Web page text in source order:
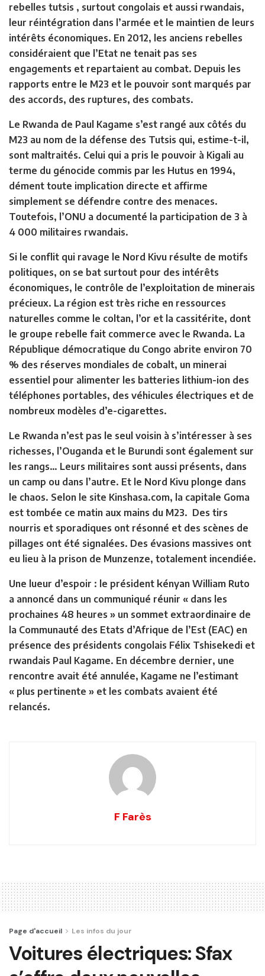
rebelles tutsis , surtout congolais et aussi rwandais,
leur réintégration dans l’armée et le maintien de leurs
intérêts économiques. En 2012, les anciens rebelles
considéraient que l’Etat ne tenait pas ses
engagements et repartaient au combat. Depuis les
rapports entre le M23 et le pouvoir sont marqués par
des accords, des ruptures, des combats.
Le Rwanda de Paul Kagame s’est rangé aux côtés du
M23 au nom de la défense des Tutsis qui, estime-t-il,
sont maltraités. Celui qui a pris le pouvoir à Kigali au
terme du génocide commis par les Hutus en 1994,
dément toute implication directe et affirme
simplement se défendre contre des menaces.
Toutefois, l’ONU a documenté la participation de 3 à
4 000 militaires rwandais.
Si le conflit qui ravage le Nord Kivu résulte de motifs
politiques, on se bat surtout pour des intérêts
économiques, le contrôle de l’exploitation de minerais
précieux. La région est très riche en ressources
naturelles comme le coltan, l’or et la cassitérite, dont
le groupe rebelle fait commerce avec le Rwanda. La
République démocratique du Congo abrite environ 70
% des réserves mondiales de cobalt, un minerai
essentiel pour alimenter les batteries lithium-ion des
téléphones portables, des véhicules électriques et de
nombreux modèles d’e-cigarettes.
Le Rwanda n’est pas le seul voisin à s’intéresser à ses
richesses, l’Ouganda et le Burundi sont également sur
les rangs… Leurs militaires sont aussi présents, dans
un camp ou dans l’autre. Et le Nord Kivu plonge dans
le chaos. Selon le site Kinshasa.com, la capitale Goma
est tombée ce matin aux mains du M23. Des tirs
nourris et sporadiques ont résonné et des scènes de
pillages ont été signalées. Des évasions massives ont
eu lieu à la prison de Munzenze, totalement incendiée.
Une lueur d’espoir : le président kényan William Ruto
a annoncé dans un communiqué réunir « dans les
prochaines 48 heures » un sommet extraordinaire de
la Communauté des Etats d’Afrique de l’Est (EAC) en
présence des présidents congolais Félix Tshisekedi et
rwandais Paul Kagame. En décembre dernier, une
rencontre avait été annulée, Kagame ne l’estimant
« plus pertinente » et les combats avaient été
relancés.
F Farès
Page d'accueil Les infos du jour
Voitures électriques: Sfax